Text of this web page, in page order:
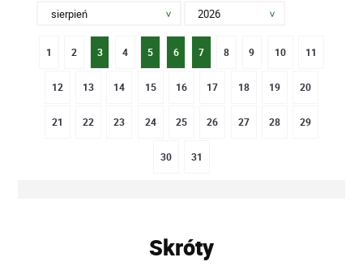
1 2 3 4 5 6 7 8 9 10 11
12 13 14 15 16 17 18 19 20
21 22 23 24 25 26 27 28 29
30 31
Skróty